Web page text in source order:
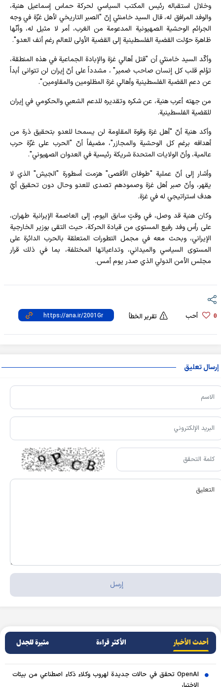
وخلال استقباله رئيس المكتب السياسي لحركة حماس إسماعيل هنية،
والوفد المرافق له، قال السيد خامنئي إنّ "الصبر التاريخي لأهل غزّة في وجه
الجرائم الوحشية الصهيونية المدعومة من الغرب، أمر لا مثيل له، وأنّها
ظاهرة حوّلت القضية الفلسطينية إلى القضية الأولى للعالم رغم أنف العدو".
وأكّد السيد خامنئي أن "قتل أهالي غزة والإبادة الجماعية في هذه المنطقة،
تؤلم قلب كل إنسان صاحب ضمير" ، مشدداً على أنّ إيران لن تتوانى أبداً
عن دعم القضية الفلسطينية وأهالي غزة المظلومين والمقاومين".
من جهته أعرب هنية، عن شكره وتقديره للدعم الشعبي والحكومي في إيران
للقضية الفلسطينية.
وأكد هنية أنّ "أهل غزة وقوة المقاومة لن يسمحا للعدو بتحقيق ذرة من
أهدافه برغم كل الوحشية والمجازر"، مضيفاً أنّ "الحرب على غزّة حرب
عالمية، وأنّ الولايات المتحدة شريكة رئيسية في العدوان الصهيوني".
وأشار إلى أنّ عملية "طوفان الأقصى" هزمت أسطورة "الجيش" الذي لا
يقهر، وأنّ صبر أهل غزة وصمودهم تصدى للعدو وحال دون تحقيق أيّ
هدف استراتيجي له في غزة.
وكان هنية قد وصل، في وقتٍ سابق اليوم، إلى العاصمة الإيرانية طهران،
على رأس وفد رفيع المستوى من قيادة الحركة، حيث التقى بوزير الخارجية
الإيراني، وبحث معه في مجمل التطورات المتعلقة بالحرب الدائرة على
المستوى السياسي والميداني، وتداعياتها المختلفة، بما في ذلك قرار
مجلس الأمن الدولي الذي صدر يوم أمس.
0 أحب تقرير الخطأ
إرسال تعليق
أحدث الأخبار الأکثر قراءة مثيرة للجدل
OpenAI تحقق في حالات جديدة لهروب وكلاء ذكاء اصطناعي من بيئات